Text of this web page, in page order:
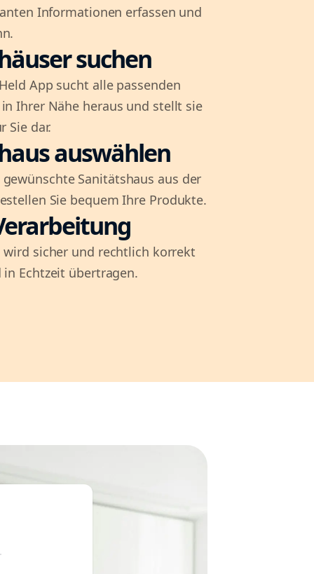
Informationen erfassen und
suchen
App sucht alle passenden
Ihrer Nähe heraus und stellt sie
Sie dar.
auswählen
gewünschte Sanitätshaus aus der
Sie bequem Ihre Produkte.
sicher und rechtlich korrekt
Echtzeit übertragen.